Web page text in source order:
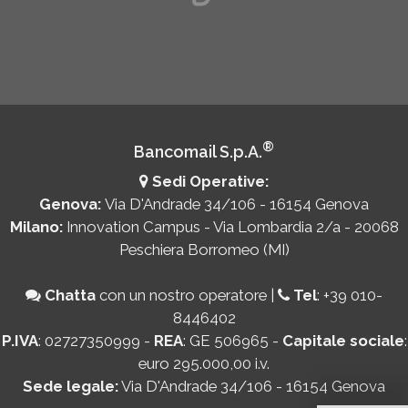
Bancomail S.p.A.®
Sedi Operative:
Genova: Via D'Andrade 34/106 - 16154 Genova
Milano: Innovation Campus - Via Lombardia 2/a - 20068
Peschiera Borromeo (MI)
Chatta con un nostro operatore | Tel: +39 010-
8446402
P.IVA: 02727350999 - REA: GE 506965 - Capitale sociale:
euro 295.000,00 i.v.
Sede legale:Via D'Andrade 34/106 - 16154 Genova